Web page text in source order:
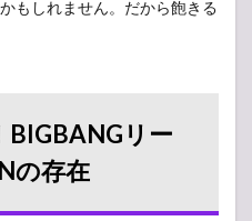
もしれません。だから飽きる
BIGBANGリー
の存在